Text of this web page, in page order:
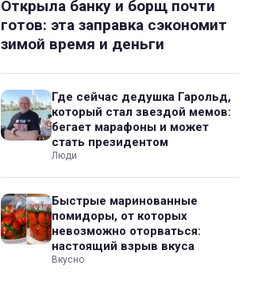
Открыла банку и борщ почти
готов: эта заправка сэкономит
зимой время и деньги
Где сейчас дедушка Гарольд,
который стал звездой мемов:
бегает марафоны и может
стать президентом
Люди
Быстрые маринованные
помидоры, от которых
невозможно оторваться:
настоящий взрыв вкуса
Вкусно